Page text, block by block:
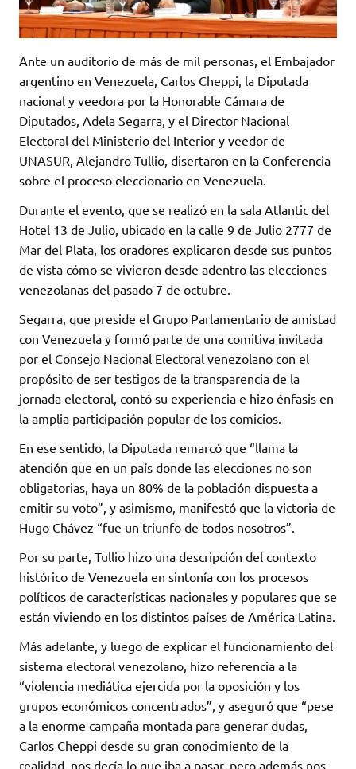
Ante un auditorio de más de mil personas, el Embajador
argentino en Venezuela, Carlos Cheppi, la Diputada
nacional y veedora por la Honorable Cámara de
Diputados, Adela Segarra, y el Director Nacional
Electoral del Ministerio del Interior y veedor de
UNASUR, Alejandro Tullio, disertaron en la Conferencia
sobre el proceso eleccionario en Venezuela.
Durante el evento, que se realizó en la sala Atlantic del
Hotel 13 de Julio, ubicado en la calle 9 de Julio 2777 de
Mar del Plata, los oradores explicaron desde sus puntos
de vista cómo se vivieron desde adentro las elecciones
venezolanas del pasado 7 de octubre.
Segarra, que preside el Grupo Parlamentario de amistad
con Venezuela y formó parte de una comitiva invitada
por el Consejo Nacional Electoral venezolano con el
propósito de ser testigos de la transparencia de la
jornada electoral, contó su experiencia e hizo énfasis en
la amplia participación popular de los comicios.
En ese sentido, la Diputada remarcó que “llama la
atención que en un país donde las elecciones no son
obligatorias, haya un 80% de la población dispuesta a
emitir su voto”, y asimismo, manifestó que la victoria de
Hugo Chávez “fue un triunfo de todos nosotros”.
Por su parte, Tullio hizo una descripción del contexto
histórico de Venezuela en sintonía con los procesos
políticos de características nacionales y populares que se
están viviendo en los distintos países de América Latina.
Más adelante, y luego de explicar el funcionamiento del
sistema electoral venezolano, hizo referencia a la
“violencia mediática ejercida por la oposición y los
grupos económicos concentrados”, y aseguró que “pese
a la enorme campaña montada para generar dudas,
Carlos Cheppi desde su gran conocimiento de la
realidad, nos decía lo que iba a pasar, pero además nos